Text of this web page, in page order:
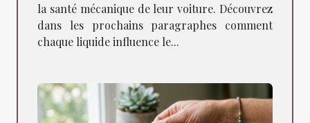
la santé mécanique de leur voiture. Découvrez
dans les prochains paragraphes comment
chaque liquide influence le...